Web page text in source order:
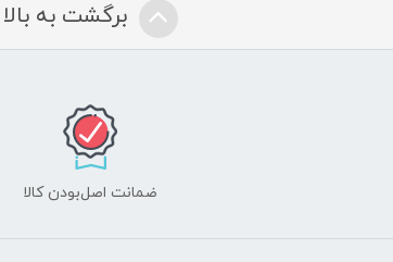
برگشت به بالا
ضمانت اصل‌بودن کالا